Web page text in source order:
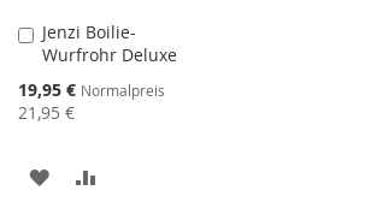
Jenzi Boilie-
Wurfrohr Deluxe
Sonderangebot
19,95 € Normalpreis
21,95 €
In
den
Warenkorb
ZUR